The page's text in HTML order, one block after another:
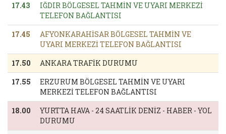
17.43
IĞDIR BÖLGESEL TAHMİN VE UYARI MERKEZİ
TELEFON BAĞLANTISI
17.45
AFYONKARAHİSAR BÖLGESEL TAHMİN VE
UYARI MERKEZİ TELEFON BAĞLANTISI
17.50
ANKARA TRAFİK DURUMU
17.55
ERZURUM BÖLGESEL TAHMİN VE UYARI
MERKEZİ TELEFON BAĞLANTISI
18.00
YURTTA HAVA - 24 SAATLİK DENİZ - HABER - YOL
DURUMU